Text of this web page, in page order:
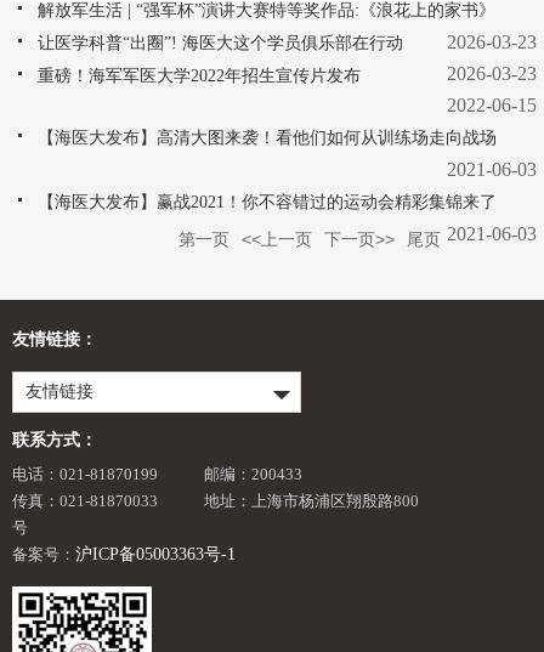
解放军生活 | “强军杯”演讲大赛特等奖作品:《浪花上的家书》
2026-03-23
让医学科普“出圈”! 海医大这个学员俱乐部在行动
2026-03-23
重磅！海军军医大学2022年招生宣传片发布
2022-06-15
【海医大发布】高清大图来袭！看他们如何从训练场走向战场
2021-06-03
【海医大发布】赢战2021！你不容错过的运动会精彩集锦来了
2021-06-03
第一页 <<上一页 下一页>> 尾页
友情链接：
友情链接
联系方式：
电话：021-81870199
邮编：200433
传真：021-81870033
地址：上海市杨浦区翔殷路800
号
备案号： 沪ICP备05003363号-1